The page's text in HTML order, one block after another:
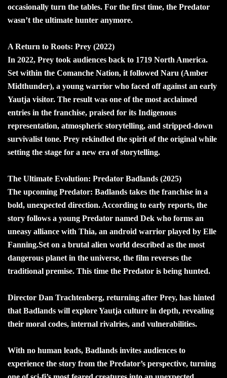
occasionally turn the tables. For the first time, the Predator
wasn’t the ultimate hunter anymore.
A Return to Roots: Prey (2022)
In 2022, Prey took audiences back to 1719 North America.
Set within the Comanche Nation, it followed Naru (Amber
Midthunder), a young warrior who faced off against an early
Yautja visitor. The result was one of the most acclaimed
entries in the franchise, praised for its Indigenous
representation, atmospheric storytelling, and stripped-down
survivalist tone. Prey rekindled the spirit of the original while
setting the stage for a new era of storytelling.
The Ultimate Evolution: Predator Badlands (2025)
The upcoming Predator: Badlands takes the franchise in a
bold, unexpected direction. According to early reports, the
story follows a young Predator named Dek who forms an
uneasy alliance with Thia, an android warrior played by Elle
Fanning.Set on a brutal alien world described as the most
dangerous planet in the universe, the film reverses the
traditional premise. This time the Predator is being hunted.
Director Dan Trachtenberg, returning after Prey, has hinted
that Badlands will explore Yautja culture in depth, revealing
their moral codes, internal rivalries, and vulnerabilities.
With no human leads, Badlands invites audiences to
experience the story from the Predator’s perspective, turning